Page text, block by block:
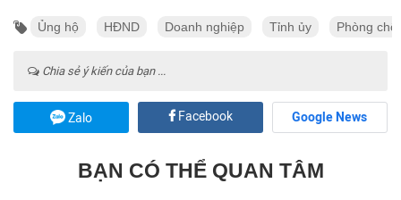
Ủng hộ HĐND Doanh nghiệp Tỉnh ủy Phòng
Chia sẻ ý kiến của bạn ...
Zalo Facebook Google News
BẠN CÓ THỂ QUAN TÂM